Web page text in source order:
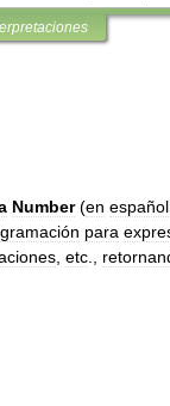
Number(en
para
etc